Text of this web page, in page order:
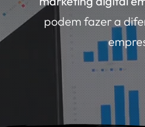
podem fazer a